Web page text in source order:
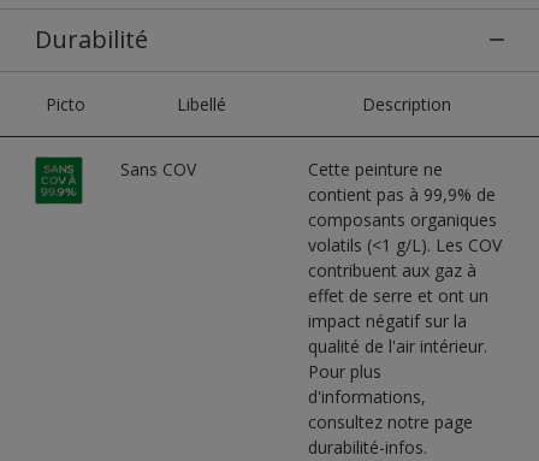
Durabilité
Picto Libellé Description
Sans COV
Cette peinture ne
contient pas à 99,9% de
composants organiques
volatils (<1 g/L). Les COV
contribuent aux gaz à
effet de serre et ont un
impact négatif sur la
qualité de l'air intérieur.
Pour plus
d'informations,
consultez notre page
durabilité-infos.